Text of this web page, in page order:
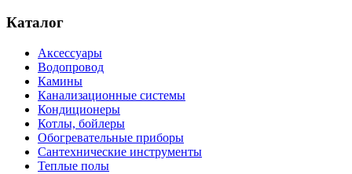
Каталог
Аксессуары
Водопровод
Камины
Канализационные системы
Кондиционеры
Котлы, бойлеры
Обогревательные приборы
Сантехнические инструменты
Теплые полы